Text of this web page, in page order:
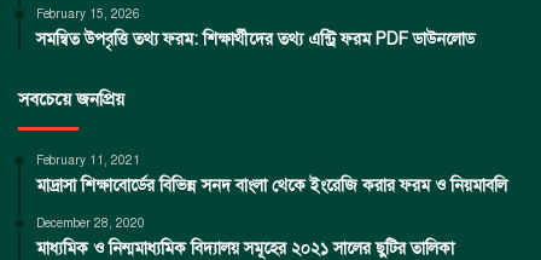
February 15, 2026
সমন্বিত উপবৃত্তি তথ্য ফরম: শিক্ষার্থীদের তথ্য এন্ট্রি ফরম PDF ডাউনলোড
সবচেয়ে জনপ্রিয়
February 11, 2021
মাদ্রাসা শিক্ষাবোর্ডের বিভিন্ন সনদ বাংলা থেকে ইংরেজি করার ফরম ও নিয়মাবলি
December 28, 2020
মাধ্যমিক ও নিন্মমাধ্যমিক বিদ্যালয় সমূহের ২০২১ সালের ছুটির তালিকা